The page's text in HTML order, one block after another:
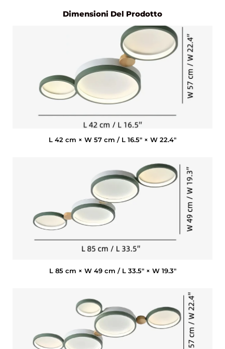
Dimensioni Del Prodotto
L 42 cm × W 57 cm / L 16.5″ × W 22.4″
L 85 cm × W 49 cm / L 33.5″ × W 19.3″